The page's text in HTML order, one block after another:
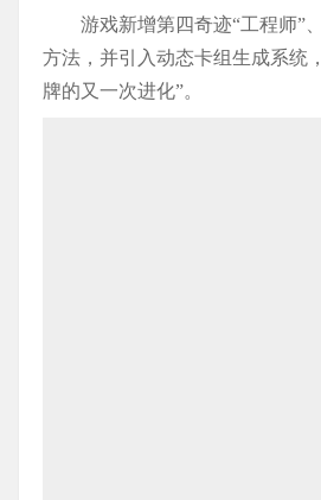
游戏新增第四奇迹“工程师”
方法，并引入动态卡组生成系统
牌的又一次进化”。